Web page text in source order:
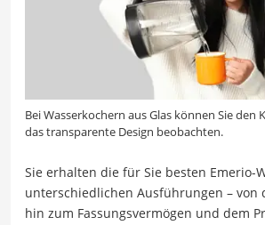
Bei Wasserkochern aus Glas können Sie den
das transparente Design beobachten.
Sie erhalten die für Sie besten Emerio-
unterschiedlichen Ausführungen – von
hin zum Fassungsvermögen und dem